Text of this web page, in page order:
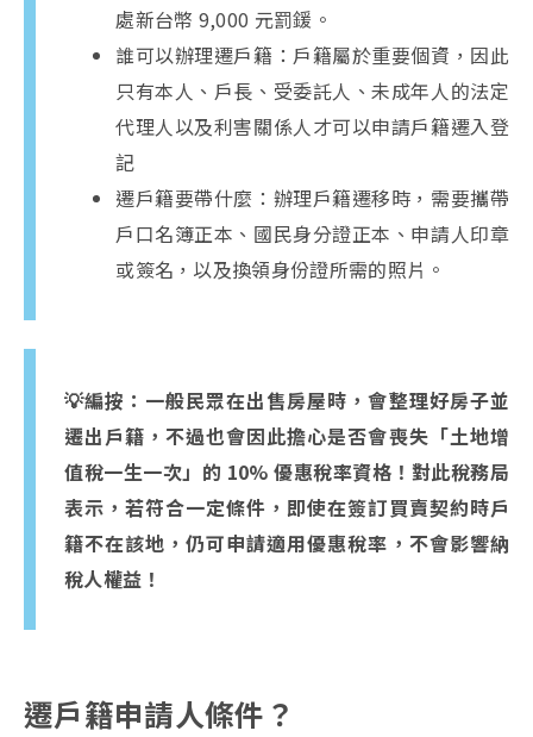
處新台幣 9,000 元罰鍰。
誰可以辦理遷戶籍：戶籍屬於重要個資，因此
只有本人、戶長、受委託人、未成年人的法定
代理人以及利害關係人才可以申請戶籍遷入登
記
遷戶籍要帶什麼：辦理戶籍遷移時，需要攜帶
戶口名簿正本、國民身分證正本、申請人印章
或簽名，以及換領身份證所需的照片。
💡編按： 一般民眾在出售房屋時，會整理好房子並
遷出戶籍，不過也會因此擔心是否會喪失「土地增
值稅一生一次」的 10% 優惠稅率資格！對此稅務局
表示，若符合一定條件，即使在簽訂買賣契約時戶
籍不在該地，仍可申請適用優惠稅率，不會影響納
稅人權益！
遷戶籍申請人條件？